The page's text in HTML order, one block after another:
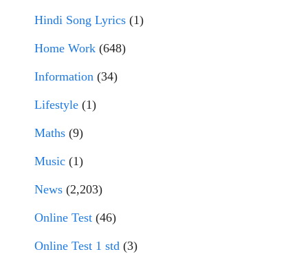
Hindi Song Lyrics (1)
Home Work (648)
Information (34)
Lifestyle (1)
Maths (9)
Music (1)
News (2,203)
Online Test (46)
Online Test 1 std (3)